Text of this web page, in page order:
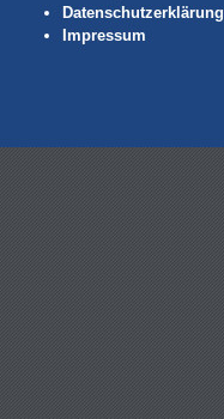
Datenschutzerklärung
Impressum